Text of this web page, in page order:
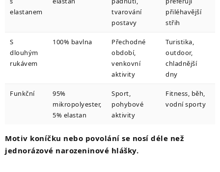
elastanem
tvarování
postavy
přiléhavější
střih
S
dlouhým
rukávem
100% bavlna
Přechodné
období,
venkovní
aktivity
Turistika,
outdoor,
chladnější
dny
Funkční
95%
mikropolyester,
5% elastan
Sport,
pohybové
aktivity
Fitness, běh,
vodní sporty
Motiv koníčku nebo povolání se nosí déle než
jednorázové narozeninové hlášky.